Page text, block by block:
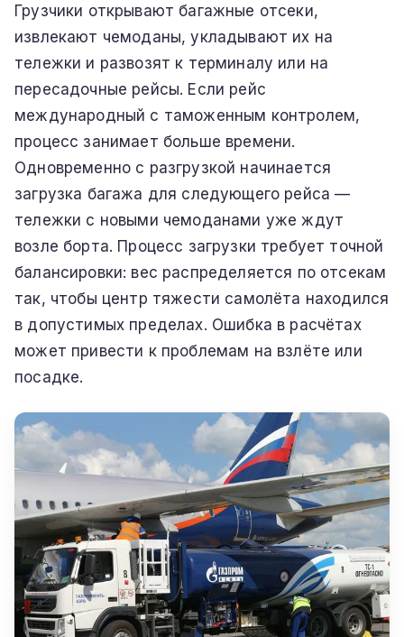
Грузчики открывают багажные отсеки,
извлекают чемоданы, укладывают их на
тележки и развозят к терминалу или на
пересадочные рейсы. Если рейс
международный с таможенным контролем,
процесс занимает больше времени.
Одновременно с разгрузкой начинается
загрузка багажа для следующего рейса —
тележки с новыми чемоданами уже ждут
возле борта. Процесс загрузки требует точной
балансировки: вес распределяется по отсекам
так, чтобы центр тяжести самолёта находился
в допустимых пределах. Ошибка в расчётах
может привести к проблемам на взлёте или
посадке.